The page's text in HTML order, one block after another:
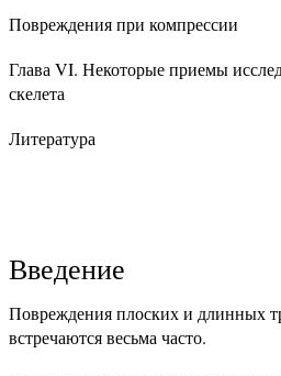
Повреждения при компрессии
Глава VI. Некоторые приемы
скелета
Литература
Введение
Повреждения плоских и длинных
встречаются весьма часто.